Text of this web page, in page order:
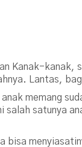
Kanak-kanak,
Lantas,
memang
salah satunya
bisa